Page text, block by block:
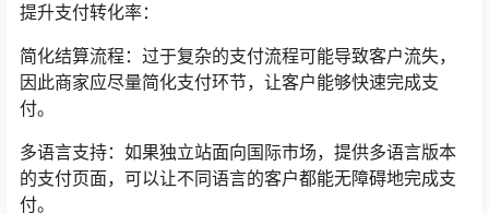
提升支付转化率：
简化结算流程：过于复杂的支付流程可能导致客户流失，
因此商家应尽量简化支付环节，让客户能够快速完成支
付。
多语言支持：如果独立站面向国际市场，提供多语言版本
的支付页面，可以让不同语言的客户都能无障碍地完成支
付。